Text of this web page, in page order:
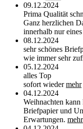
09.12.2024
Prima Qualität
Ganz herzlichen
innerhalb nur
08.12.2024
sehr schönes
wie immer sehr
05.12.2024
alles Top
sofort wiedermehr
04.12.2024
Weihnachten kann
Briefpapier und
Erwartungen. mehr